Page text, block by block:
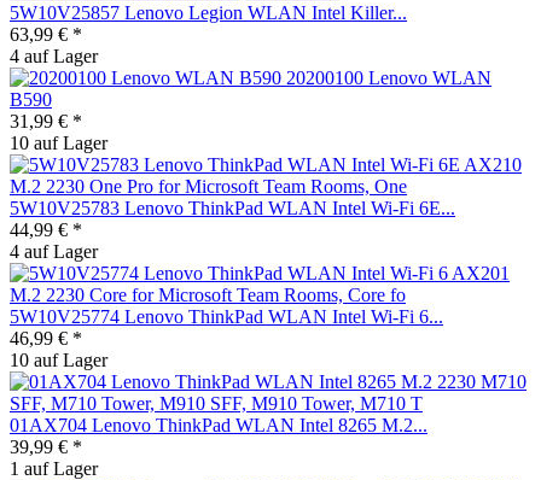
5W10V25857 Lenovo Legion WLAN Intel Killer...
63,99 € *
4 auf Lager
20200100 Lenovo WLAN
B590
31,99 € *
10 auf Lager
5W10V25783 Lenovo ThinkPad WLAN Intel Wi-Fi 6E...
44,99 € *
4 auf Lager
5W10V25774 Lenovo ThinkPad WLAN Intel Wi-Fi 6...
46,99 € *
10 auf Lager
01AX704 Lenovo ThinkPad WLAN Intel 8265 M.2...
39,99 € *
1 auf Lager